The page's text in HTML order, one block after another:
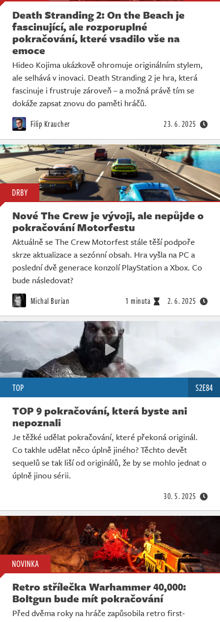
Death Stranding 2: On the Beach je
fascinující, ale rozporuplné
pokračování, které vsadilo vše na
emoce
Hideo Kojima ukázkově ohromuje originálním stylem,
ale selhává v inovaci. Death Stranding 2 je hra, která
fascinuje i frustruje zároveň – a možná právě tím se
dokáže zapsat znovu do paměti hráčů.
Filip Kraucher 23. 6. 2025
DRBY
Nové The Crew je vývoji, ale nepůjde o
pokračování Motorfestu
Aktuálně se The Crew Motorfest stále těší podpoře
skrze aktualizace a sezónní obsah. Hra vyšla na PC a
poslední dvě generace konzolí PlayStation a Xbox. Co
bude následovat?
Michal Burian 1 minuta 2. 6. 2025
TOP S2E84
TOP 9 pokračování, která byste ani
nepoznali
Je těžké udělat pokračování, které překoná originál.
Co takhle udělat něco úplně jiného? Těchto devět
sequelů se tak liší od originálů, že by se mohlo jednat o
úplně jinou sérii.
30. 5. 2025
NOVINKA
Retro střílečka Warhammer 40,000:
Boltgun bude mít pokračování
Před dvěma roky na hráče zapůsobila retro first-